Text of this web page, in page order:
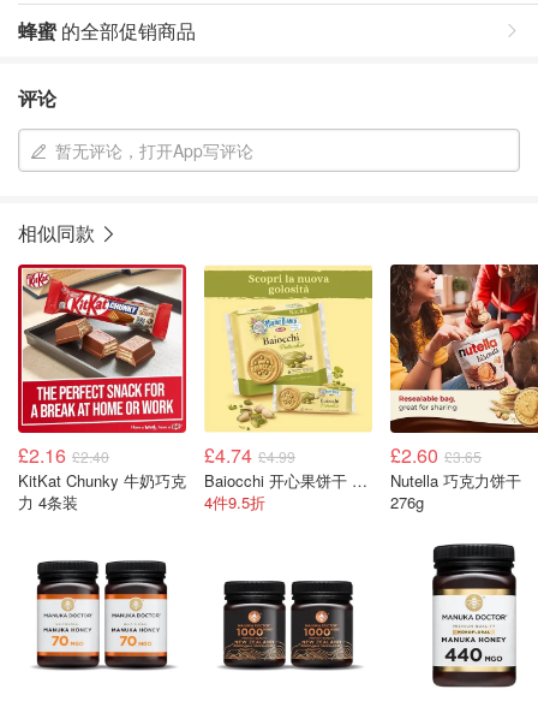
蜂蜜的全部促销商品
评论
暂无评论，打开App写评论
相似同款
£2.16 £2.40
KitKat Chunky 牛奶巧克
力 4条装
£4.74 £4.99
Baiocchi 开心果饼干 168g
4件9.5折
£2.60 £3.65
Nutella 巧克力饼干
276g